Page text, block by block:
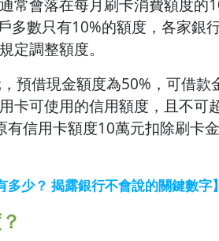
常會落在每月刷卡消費額度的
多數只有10%的額度，各家銀
定調整額度。
預借現金額度為50%，可借款
卡可使用的信用額度，且不可
信用卡額度10萬元扣除刷卡
多少？ 揭露銀行不會說的關鍵數字